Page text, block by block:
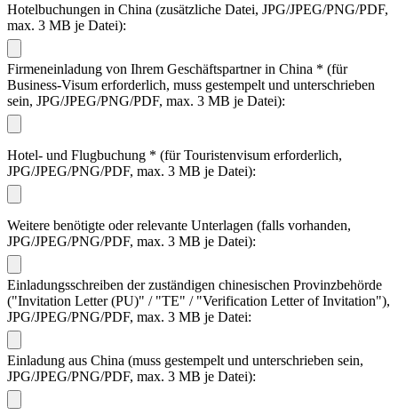
Hotelbuchungen in China (zusätzliche Datei, JPG/JPEG/PNG/PDF,
max. 3 MB je Datei):
Firmeneinladung von Ihrem Geschäftspartner in China * (für
Business-Visum erforderlich, muss gestempelt und unterschrieben
sein, JPG/JPEG/PNG/PDF, max. 3 MB je Datei):
Hotel- und Flugbuchung * (für Touristenvisum erforderlich,
JPG/JPEG/PNG/PDF, max. 3 MB je Datei):
Weitere benötigte oder relevante Unterlagen (falls vorhanden,
JPG/JPEG/PNG/PDF, max. 3 MB je Datei):
Einladungsschreiben der zuständigen chinesischen Provinzbehörde
("Invitation Letter (PU)" / "TE" / "Verification Letter of Invitation"),
JPG/JPEG/PNG/PDF, max. 3 MB je Datei:
Einladung aus China (muss gestempelt und unterschrieben sein,
JPG/JPEG/PNG/PDF, max. 3 MB je Datei):